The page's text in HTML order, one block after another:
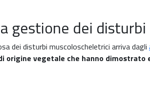
gestione dei
dei disturbi muscoloscheletrici arriva dagli
origine vegetale che hanno